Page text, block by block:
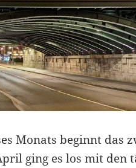
Monats beginnt das
ging es los mit den